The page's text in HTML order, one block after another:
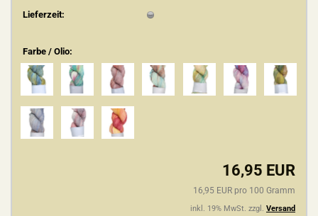
Lieferzeit:
Farbe / Olio:
16,95 EUR
16,95 EUR pro 100 Gramm
inkl. 19% MwSt. zzgl. Versand